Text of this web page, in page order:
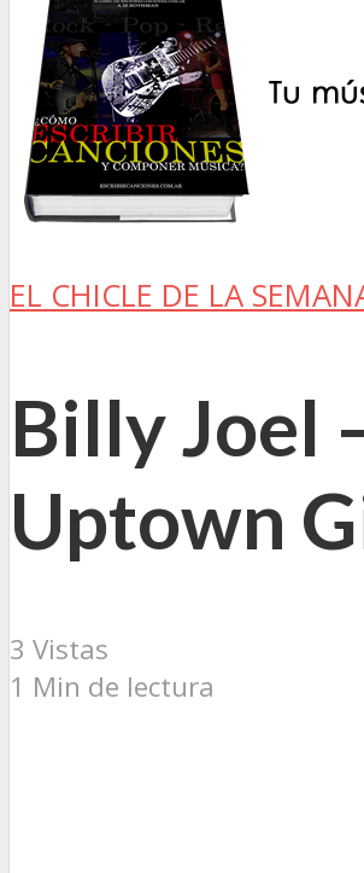
EL CHICLE DE LA
Billy Joel
Uptown
3 Vistas
1 Min de lectura